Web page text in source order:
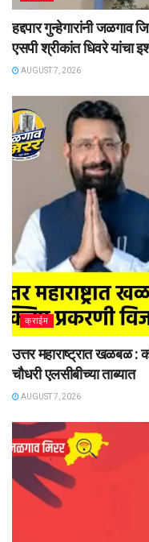
हद्दपार गुन्हेगारांनी
एसपी श्रीकांत धिवरे यांचा
AUGUST 7, 2026
क्राईम
उत्तर महाराष्ट्रात खळबळ
चौधरी एलसीबीच्या ताब्यात
AUGUST 7, 2026